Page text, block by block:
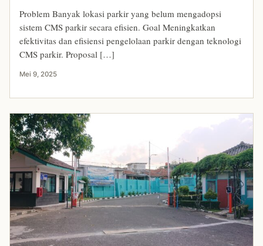
Problem Banyak lokasi parkir yang belum mengadopsi
sistem CMS parkir secara efisien. Goal Meningkatkan
efektivitas dan efisiensi pengelolaan parkir dengan teknologi
CMS parkir. Proposal […]
Mei 9, 2025